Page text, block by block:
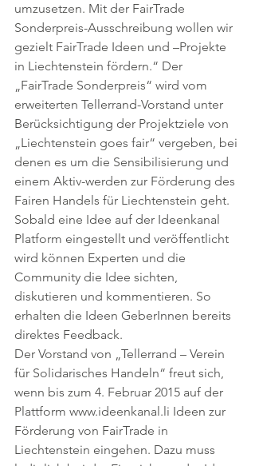
umzusetzen. Mit der FairTrade
Sonderpreis-Ausschreibung wollen wir
gezielt FairTrade Ideen und –Projekte
in Liechtenstein fördern.“ Der
„FairTrade Sonderpreis“ wird vom
erweiterten Tellerrand-Vorstand unter
Berücksichtigung der Projektziele von
„Liechtenstein goes fair“ vergeben, bei
denen es um die Sensibilisierung und
einem Aktiv-werden zur Förderung des
Fairen Handels für Liechtenstein geht.
Sobald eine Idee auf der Ideenkanal
Platform eingestellt und veröffentlicht
wird können Experten und die
Community die Idee sichten,
diskutieren und kommentieren. So
erhalten die Ideen GeberInnen bereits
direktes Feedback.
Der Vorstand von „Tellerrand – Verein
für Solidarisches Handeln“ freut sich,
wenn bis zum 4. Februar 2015 auf der
Plattform www.ideenkanal.li Ideen zur
Förderung von FairTrade in
Liechtenstein eingehen. Dazu muss